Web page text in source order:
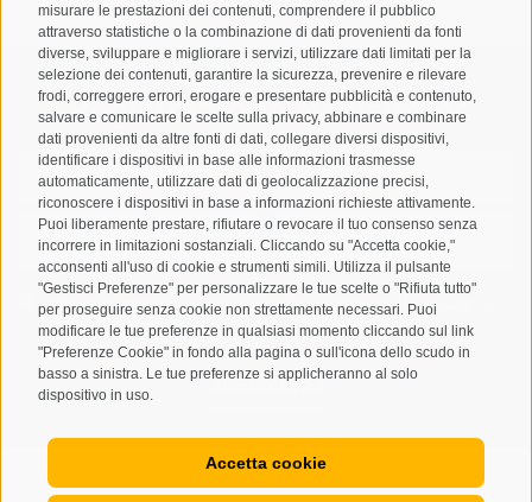
misurare le prestazioni dei contenuti, comprendere il pubblico
attraverso statistiche o la combinazione di dati provenienti da fonti
diverse, sviluppare e migliorare i servizi, utilizzare dati limitati per la
selezione dei contenuti, garantire la sicurezza, prevenire e rilevare
frodi, correggere errori, erogare e presentare pubblicità e contenuto,
salvare e comunicare le scelte sulla privacy, abbinare e combinare
dati provenienti da altre fonti di dati, collegare diversi dispositivi,
identificare i dispositivi in base alle informazioni trasmesse
automaticamente, utilizzare dati di geolocalizzazione precisi,
riconoscere i dispositivi in base a informazioni richieste attivamente.
Puoi liberamente prestare, rifiutare o revocare il tuo consenso senza
incorrere in limitazioni sostanziali. Cliccando su "Accetta cookie,"
acconsenti all'uso di cookie e strumenti simili. Utilizza il pulsante
"Gestisci Preferenze" per personalizzare le tue scelte o "Rifiuta tutto"
per proseguire senza cookie non strettamente necessari. Puoi
modificare le tue preferenze in qualsiasi momento cliccando sul link
"Preferenze Cookie" in fondo alla pagina o sull'icona dello scudo in
basso a sinistra. Le tue preferenze si applicheranno al solo
dispositivo in uso.
Accetta cookie
Registrazione Newsletter
Letto e compreso laprivacy policy, autorizzo il Titolare al
trattamento dei dati personali
ABBONARSI